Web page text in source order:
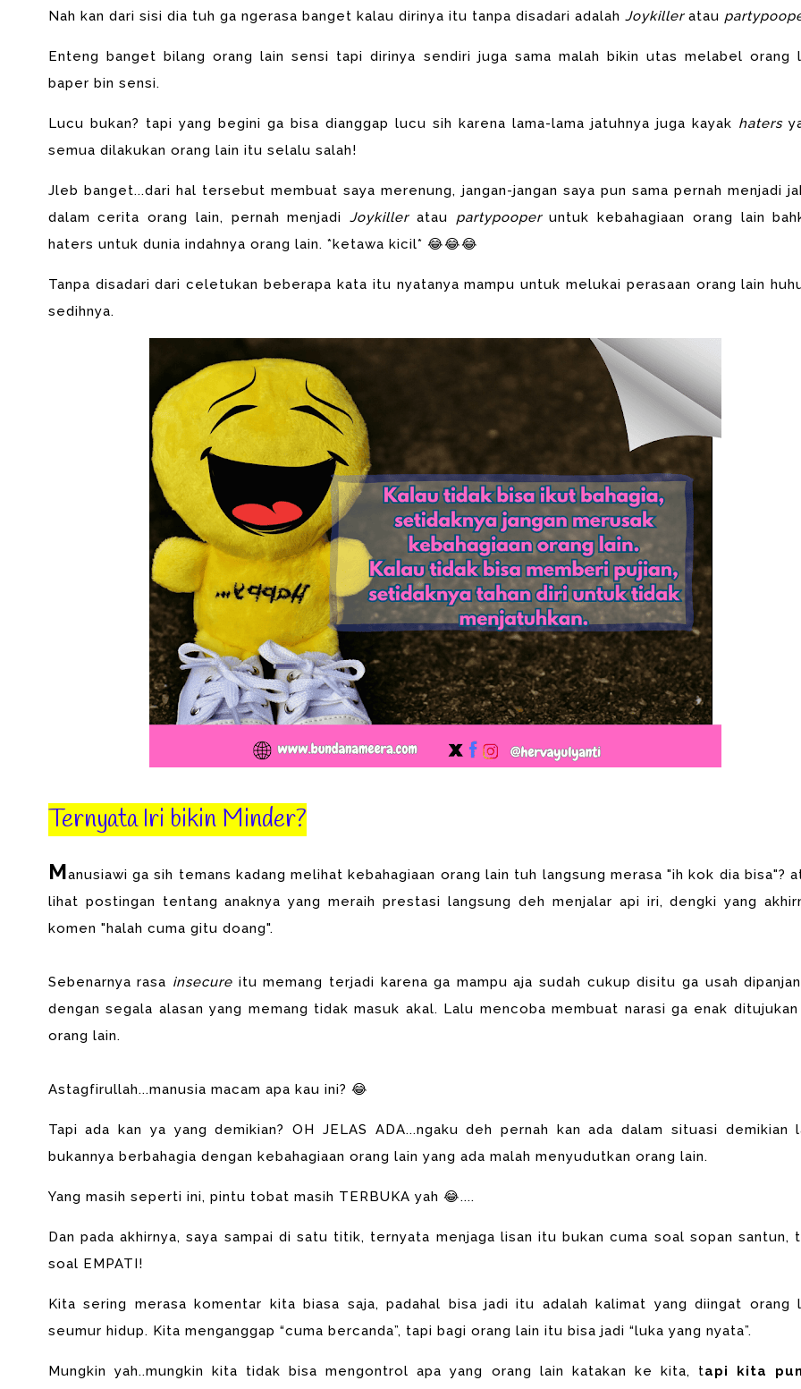
Nah kan dari sisi dia tuh ga ngerasa banget kalau dirinya itu tanpa disadari adalah Joykilleratau
Enteng banget bilang orang lain sensi tapi dirinya sendiri juga sama malah bikin utas melabel orang
baper bin sensi.
Lucu bukan? tapi yang begini ga bisa dianggap lucu sih karena lama-lama jatuhnya juga kayak haters
semua dilakukan orang lain itu selalu salah!
Jleb banget...dari hal tersebut membuat saya merenung, jangan-jangan saya pun sama pernah menjadi
dalam cerita orang lain, pernah menjadiJoykilleratau partypooperuntuk kebahagiaan orang lain
haters untuk dunia indahnya orang lain. *ketawa kicil* 😂😂😂
Tanpa disadari dari celetukan beberapa kata itu nyatanya mampu untuk melukai perasaan orang lain
sedihnya.
Ternyata Iri bikin Minder?
Manusiawi ga sih temans kadang melihat kebahagiaan orang lain tuh langsung merasa "ih kok dia bisa"?
lihat postingan tentang anaknya yang meraih prestasi langsung deh menjalar api iri, dengki yang
komen "halah cuma gitu doang".
Sebenarnya rasa insecure itu memang terjadi karena ga mampu aja sudah cukup disitu ga usah
dengan segala alasan yang memang tidak masuk akal. Lalu mencoba membuat narasi ga enak
orang lain.
Astagfirullah...manusia macam apa kau ini? 😂
Tapi ada kan ya yang demikian? OH JELAS ADA...ngaku deh pernah kan ada dalam situasi demikian
bukannya berbahagia dengan kebahagiaan orang lain yang ada malah menyudutkan orang lain.
Yang masih seperti ini, pintu tobat masih TERBUKA yah 😂....
Dan pada akhirnya, saya sampai di satu titik, ternyata menjaga lisan itu bukan cuma soal sopan santun,
soal EMPATI!
Kita sering merasa komentar kita biasa saja, padahal bisa jadi itu adalah kalimat yang diingat orang
seumur hidup. Kita menganggap “cuma bercanda”, tapi bagi orang lain itu bisa jadi “luka yang nyata”.
Mungkin yah..mungkin kita tidak bisa mengontrol apa yang orang lain katakan ke kita, tapi kita